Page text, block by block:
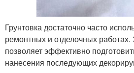
Грунтовка достаточно часто
ремонтных и отделочных
позволяет эффективно
нанесения последующих